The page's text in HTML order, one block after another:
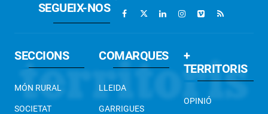
SEGUEIX-NOS
SECCIONS
MÓN RURAL
SOCIETAT
COMARQUES
LLEIDA
GARRIGUES
+
TERRITORIS
OPINIÓ